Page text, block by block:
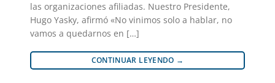
las organizaciones afiliadas. Nuestro Presidente,
Hugo Yasky, afirmó «No vinimos solo a hablar, no
vamos a quedarnos en […]
CONTINUAR LEYENDO →